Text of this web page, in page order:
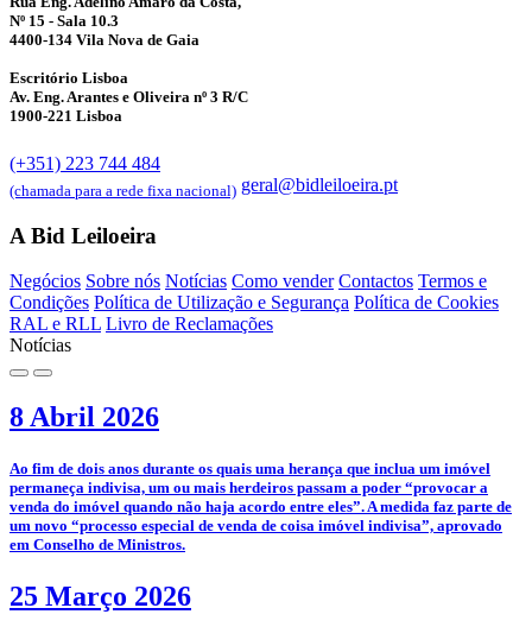
Nº 15 - Sala 10.3
4400-134 Vila Nova de Gaia
Escritório Lisboa
Av. Eng. Arantes e Oliveira nº 3 R/C
1900-221 Lisboa
(+351) 223 744 484
(chamada para a rede fixa nacional) geral@bidleiloeira.pt
A Bid Leiloeira
Negócios Sobre nós Notícias Como vender Contactos Termos e
Condições Política de Utilização e Segurança Política de Cookies
RAL e RLL Livro de Reclamações
Notícias
8 Abril 2026
­Ao fim de dois anos durante os quais uma herança que inclua um imóvel
permaneça indivisa, um ou mais herdeiros passam a poder “provocar a
venda do imóvel quando não haja acordo entre eles”. A medida faz parte de
um novo “processo especial de venda de coisa imóvel indivisa”, aprovado
em Conselho de Ministros.
25 Março 2026